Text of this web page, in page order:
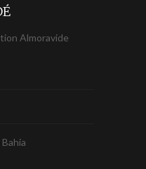
Almoravide